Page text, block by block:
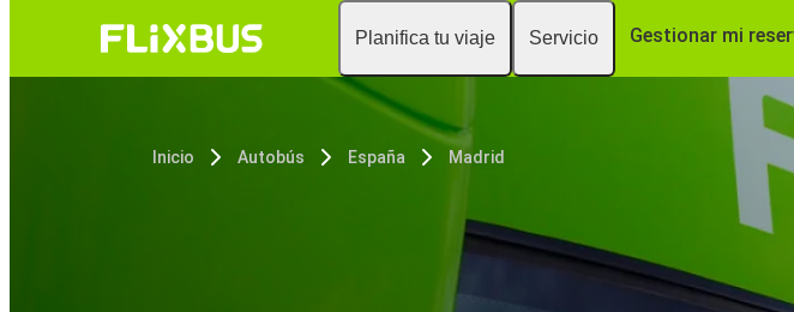
Planifica tu viaje Servicio Gestionar mi
Inicio Autobús España Madrid